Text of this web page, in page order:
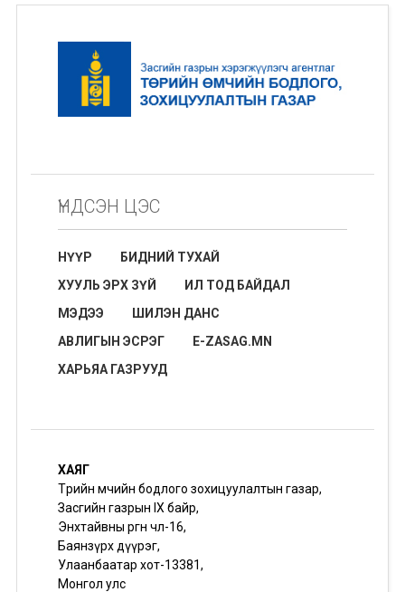
ҮНДСЭН ЦЭС
НҮҮР
БИДНИЙ ТУХАЙ
ХУУЛЬ ЭРХ ЗҮЙ
ИЛ ТОД БАЙДАЛ
МЭДЭЭ
ШИЛЭН ДАНС
АВЛИГЫН ЭСРЭГ
E-ZASAG.MN
ХАРЬЯА ГАЗРУУД
ХАЯГ
Төрийн өмчийн бодлого зохицуулалтын газар,
Засгийн газрын IX байр,
Энхтайвны өргөн чөлөө-16,
Баянзүрх дүүрэг,
Улаанбаатар хот-13381,
Монгол улс